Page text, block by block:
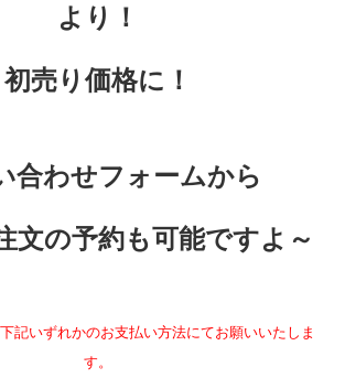
より！
初売り価格に！
合わせフォームから
文の予約も可能ですよ～
記いずれかのお支払い方法にてお願いいたしま
す。